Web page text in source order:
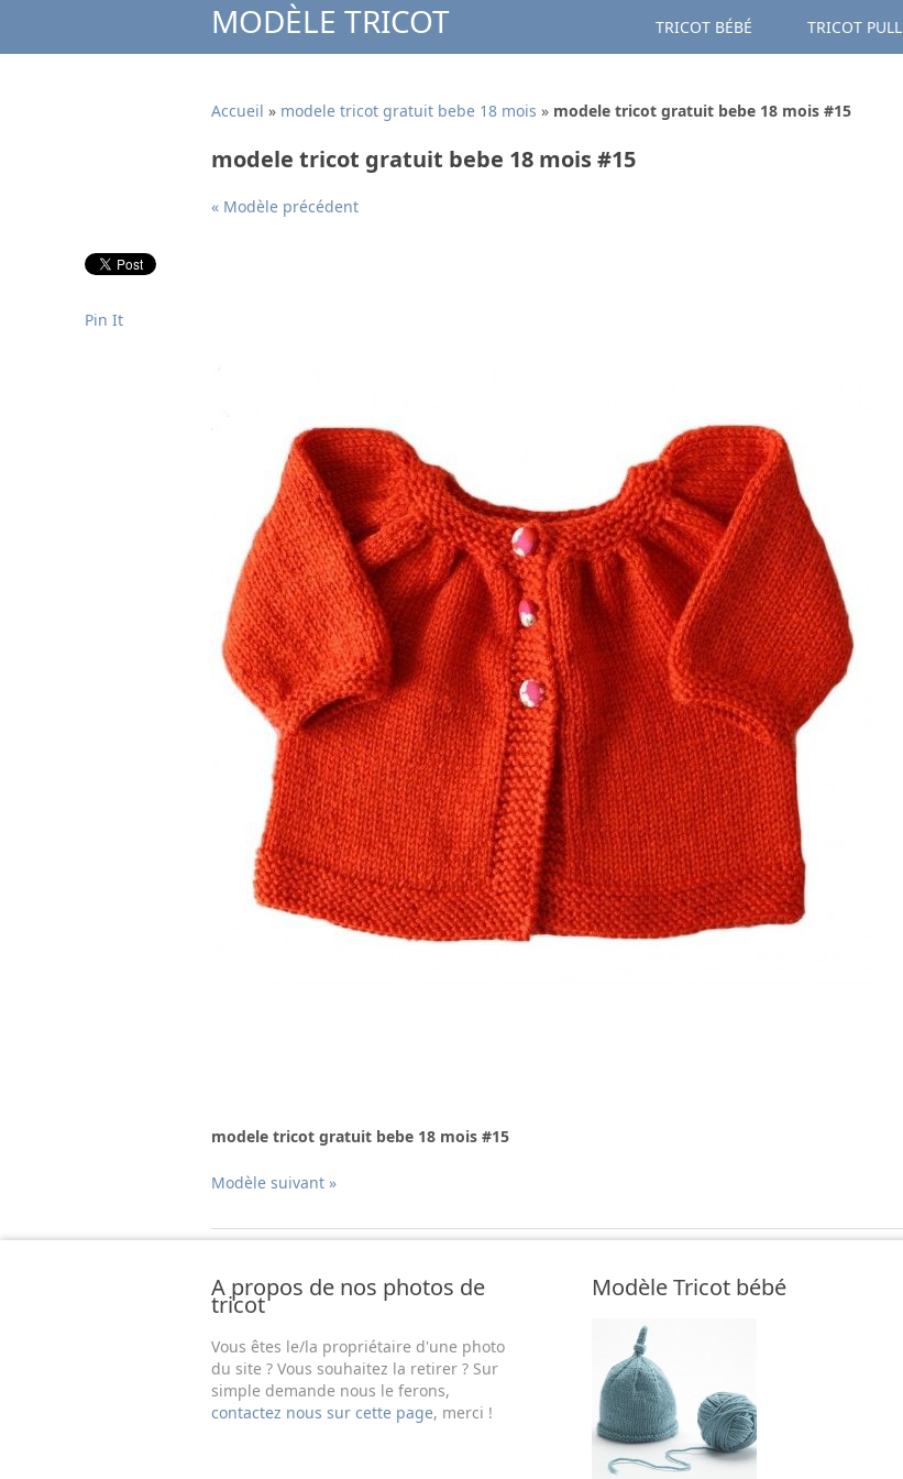
MODÈLE TRICOT TRICOT BÉBÉ TRICOT PULL
Accueil » modele tricot gratuit bebe 18 mois » modele tricot gratuit bebe 18 mois #15
modele tricot gratuit bebe 18 mois #15
« Modèle précédent
modele tricot gratuit bebe 18 mois #15
Modèle suivant »
Pin It
A propos de nos photos de
tricot
Vous êtes le/la propriétaire d'une photo
du site ? Vous souhaitez la retirer ? Sur
simple demande nous le ferons,
contactez nous sur cette page, merci !
Modèle Tricot bébé